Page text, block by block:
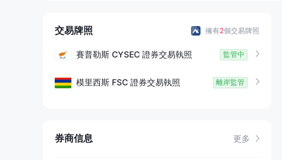
4
5
7
8
交易牌照 擁有2個交易牌照
賽普勒斯 CYSEC 證券交易執照 監管中
模里西斯 FSC 證券交易執照 離岸監管
券商信息 更多